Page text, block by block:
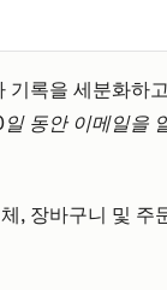
록을 세분화하
동안 이메일을
, 장바구니 및 주